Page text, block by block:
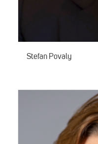
Stefan Povaly